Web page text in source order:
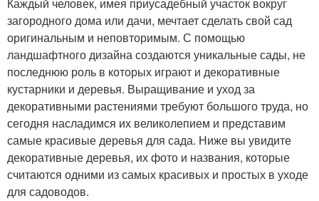
загородного дома или дачи, мечтает сделать свой сад
оригинальным и неповторимым. С помощью
ландшафтного дизайна создаются уникальные сады, не
последнюю роль в которых играют и декоративные
кустарники и деревья. Выращивание и уход за
декоративными растениями требуют большого труда, но
сегодня насладимся их великолепием и представим
самые красивые деревья для сада. Ниже вы увидите
декоративные деревья, их фото и названия, которые
считаются одними из самых красивых и простых в уходе
для садоводов.